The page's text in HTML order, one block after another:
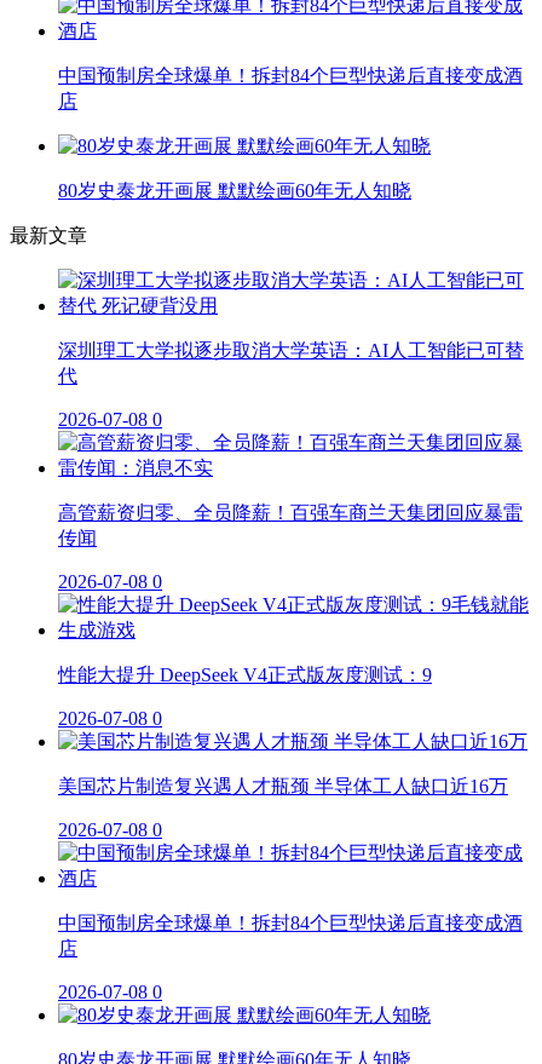
中国预制房全球爆单！拆封84个巨型快递后直接变成酒
店
80岁史泰龙开画展 默默绘画60年无人知晓
最新文章
深圳理工大学拟逐步取消大学英语：AI人工智能已可替
代
2026-07-08 0
高管薪资归零、全员降薪！百强车商兰天集团回应暴雷
传闻
2026-07-08 0
性能大提升 DeepSeek V4正式版灰度测试：9
2026-07-08 0
美国芯片制造复兴遇人才瓶颈 半导体工人缺口近16万
2026-07-08 0
中国预制房全球爆单！拆封84个巨型快递后直接变成酒
店
2026-07-08 0
80岁史泰龙开画展 默默绘画60年无人知晓